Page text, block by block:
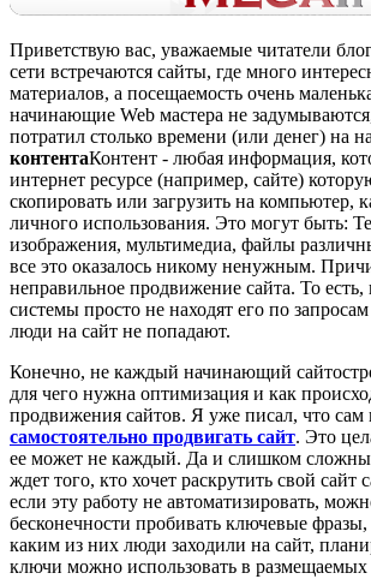
Приветствую вас, уважаемые читатели
сети встречаются сайты, где много
материалов, а посещаемость очень
начинающие Web мастера не
потратил столько времени (или денег) на
контентаКонтент - любая информация,
интернет ресурсе (например, сайте)
скопировать или загрузить на компьютер,
личного использования. Это могут быть:
изображения, мультимедиа, файлы
все это оказалось никому ненужным.
неправильное продвижение сайта. То
системы просто не находят его по
люди на сайт не попадают.
Конечно, не каждый начинающий
для чего нужна оптимизация и как
продвижения сайтов. Я уже писал, что сам
самостоятельно продвигать сайт. Это
ее может не каждый. Да и слишком
ждет того, кто хочет раскрутить свой сайт
если эту работу не автоматизировать,
бесконечности пробивать ключевые
каким из них люди заходили на сайт,
ключи можно использовать в размещаемых